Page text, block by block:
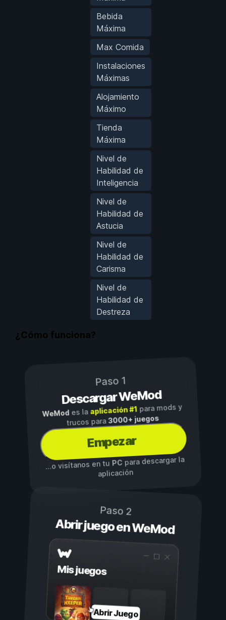
Bebida
Máxima
Max Comida
Instalaciones
Máximas
Alojamiento
Máximo
Tienda
Máxima
Nivel de
Habilidad de
Inteligencia
Nivel de
Habilidad de
Astucia
Nivel de
Habilidad de
Carisma
Nivel de
Habilidad de
Destreza
¿Cómo funciona?
Paso 1
Descargar WeMod
WeMod es la aplicación #1para mods y
trucos para3000+ juegos
Empezar
...o visítanos en tuPCpara descargar la
aplicación
Paso 2
Abrir juego en WeMod
Mis juegos
Abrir Juego